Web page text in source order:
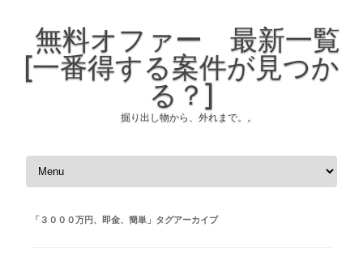
無料オファー 最新一覧
[一番得する案件が見つか
る？]
掘り出し物から、外れまで。。
コンテンツへスキップ
「３０００万円、即金、簡単 」タグアーカイブ